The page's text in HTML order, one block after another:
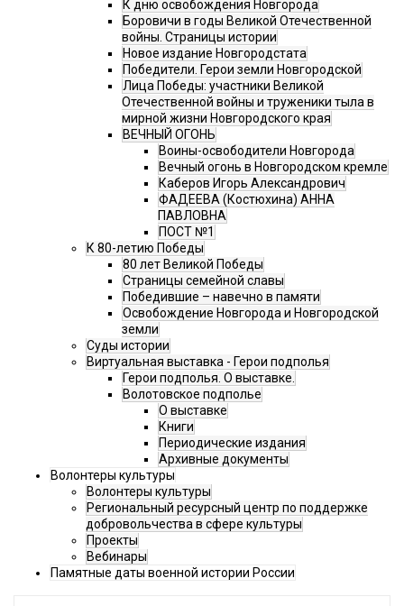
К дню освобождения Новгорода
Боровичи в годы Великой Отечественной
войны. Страницы истории
Новое издание Новгородстата
Победители. Герои земли Новгородской
Лица Победы: участники Великой
Отечественной войны и труженики тыла в
мирной жизни Новгородского края
ВЕЧНЫЙ ОГОНЬ
Воины-освободители Новгорода
Вечный огонь в Новгородском кремле
Каберов Игорь Александрович
ФАДЕЕВА (Костюхина) АННА
ПАВЛОВНА
ПОСТ №1
К 80-летию Победы
80 лет Великой Победы
Страницы семейной славы
Победившие – навечно в памяти
Освобождение Новгорода и Новгородской
земли
Суды истории
Виртуальная выставка - Герои подполья
Герои подполья. О выставке.
Волотовское подполье
О выставке
Книги
Периодические издания
Архивные документы
Волонтеры культуры
Волонтеры культуры
Региональный ресурсный центр по поддержке
добровольчества в сфере культуры
Проекты
Вебинары
Памятные даты военной истории России